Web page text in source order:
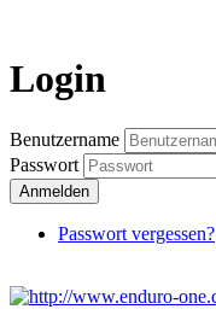
Login
Benutzername
Passwort
Anmelden
Passwort vergessen?